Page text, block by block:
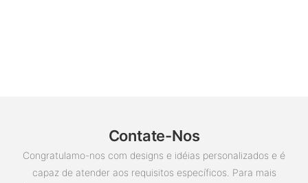
Contate-Nos
Congratulamo-nos com designs e idéias personalizados e é
capaz de atender aos requisitos específicos. Para mais